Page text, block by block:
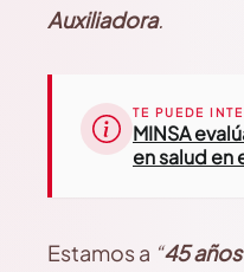
Auxiliadora.
TE PUEDE
MINSA
en salud en
Estamos a “45